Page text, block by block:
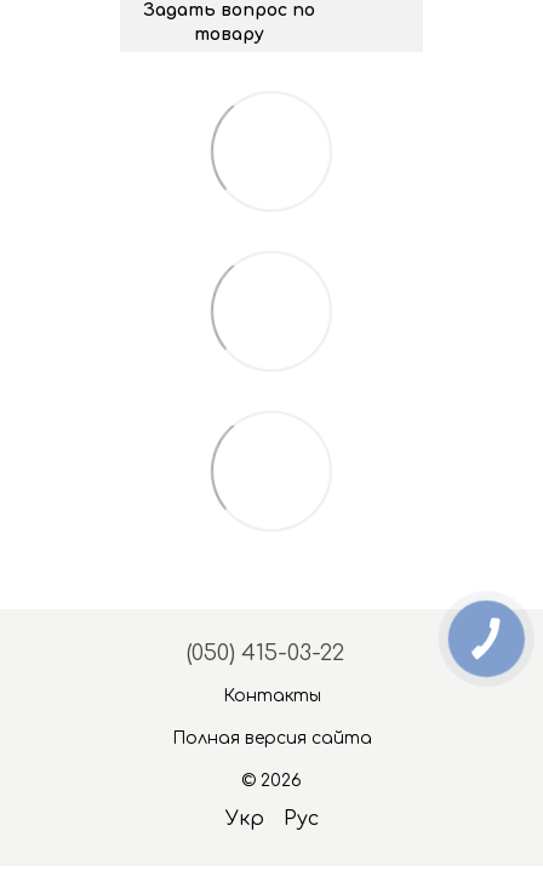
Задать вопрос по
товару
(050) 415-03-22
Контакты
Полная версия сайта
© 2026
Укр Рус